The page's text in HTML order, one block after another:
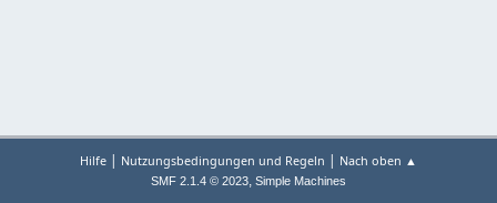
Hilfe | Nutzungsbedingungen und Regeln | Nach oben ▲
SMF 2.1.4 © 2023, Simple Machines